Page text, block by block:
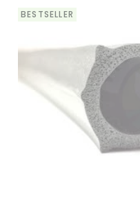
BESTSELLER